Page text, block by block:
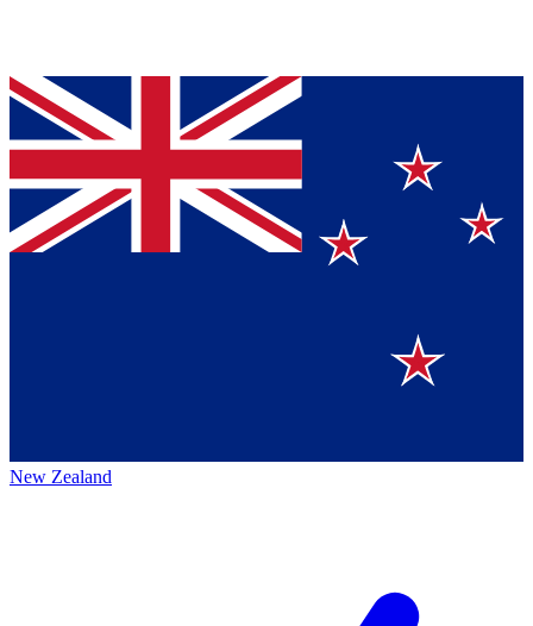
New Zealand